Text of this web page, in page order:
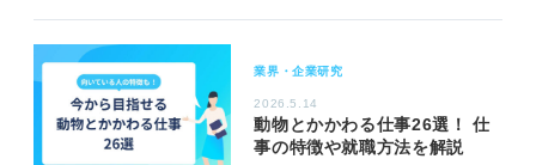
業界・企業研究
2026.5.14
動物とかかわる仕事26選！ 仕
事の特徴や就職方法を解説